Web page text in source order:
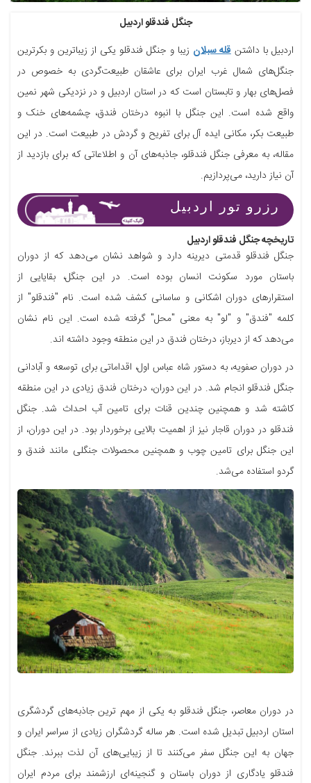
جنگل فندقلو اردبیل
اردبیل با داشتنقله سبلان زیبا و جنگل فندقلو یکی از زیباترین و بکرترین
جنگل‌های شمال غرب ایران برای عاشقان طبیعت‌گردی به خصوص در
فصل‌های بهار و تابستان است که در استان اردبیل و در نزدیکی شهر نمین
واقع شده است. این جنگل با انبوه درختان فندق، چشمه‌های خنک و
طبیعت بکر، مکانی ایده آل برای تفریح و گردش در طبیعت است. در این
مقاله، به معرفی جنگل فندقلو، جاذبه‌های آن و اطلاعاتی که برای بازدید از
آن نیاز دارید، می‌پردازیم.
رزرو تور اردبیل
تاریخچه جنگل فندقلو اردبیل
جنگل فندقلو قدمتی دیرینه دارد و شواهد نشان می‌دهد که از دوران
باستان مورد سکونت انسان بوده است. در این جنگل، بقایایی از
استقرارهای دوران اشکانی و ساسانی کشف شده است. نام "فندقلو" از
کلمه "فندق" و "لو" به معنی "محل" گرفته شده است. این نام نشان
می‌دهد که از دیرباز، درختان فندق در این منطقه وجود داشته اند.
در دوران صفویه، به دستور شاه عباس اول، اقداماتی برای توسعه و آبادانی
جنگل فندقلو انجام شد. در این دوران، درختان فندق زیادی در این منطقه
کاشته شد و همچنین چندین قنات برای تامین آب احداث شد. جنگل
فندقلو در دوران قاجار نیز از اهمیت بالایی برخوردار بود. در این دوران، از
این جنگل برای تامین چوب و همچنین محصولات جنگلی مانند فندق و
گردو استفاده می‌شد.
در دوران معاصر، جنگل فندقلو به یکی از مهم ترین جاذبه‌های گردشگری
استان اردبیل تبدیل شده است. هر ساله گردشگران زیادی از سراسر ایران و
جهان به این جنگل سفر می‌کنند تا از زیبایی‌های آن لذت ببرند. جنگل
فندقلو یادگاری از دوران باستان و گنجینه‌ای ارزشمند برای مردم ایران